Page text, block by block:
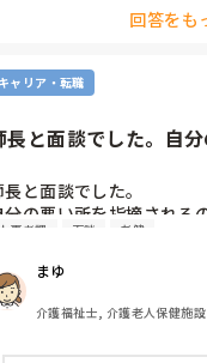
面談頑張って下さい。
回答をも
キャリア・転職
長と面談でした。自
長と面談でした。
分の悪い所を指摘される
定はあるの？と聞かれたが
した。」と言った。
めて新しいとこ行っても
るの時間かかるよ〜(うろ
と言われる。
人事考課 面談 老健
まゆ
介護福祉士, 介護老人保健施設